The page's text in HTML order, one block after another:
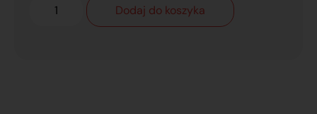
Dodaj do koszyka